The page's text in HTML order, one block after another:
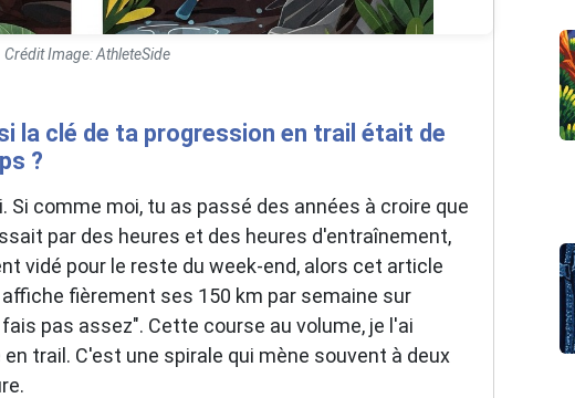
Crédit Image: AthleteSide
la clé de ta progression en trail était de
?
Si comme moi, tu as passé des années à croire que
par des heures et des heures d'entraînement,
vidé pour le reste du week-end, alors cet article
fièrement ses 150 km par semaine sur
pas assez". Cette course au volume, je l'ai
trail. C'est une spirale qui mène souvent à deux